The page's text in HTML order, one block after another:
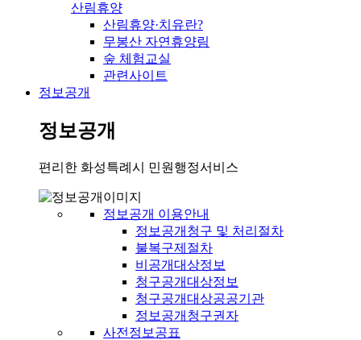
산림휴양
산림휴양·치유란?
무봉산 자연휴양림
숲 체험교실
관련사이트
정보공개
정보공개
편리한 화성특례시 민원행정서비스
정보공개 이용안내
정보공개청구 및 처리절차
불복구제절차
비공개대상정보
청구공개대상정보
청구공개대상공공기관
정보공개청구권자
사전정보공표